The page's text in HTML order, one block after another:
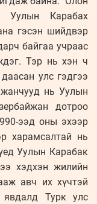
Уулын Карабах
гэсэн шийдвэр
байгаа учраас
Тэр нь хэн ч
улс гэдгээ
нь Уулын
дотроо
ээд оны эхээр
харамсалтай нь
Уулын Карабак
хэдхэн жилийн
авч их хүчтэй
Турк улс